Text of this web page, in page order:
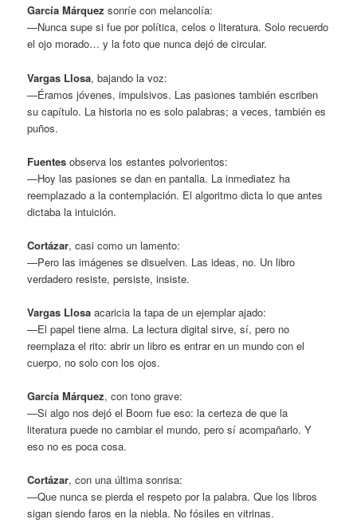
García Márquez sonríe con melancolía:
—Nunca supe si fue por política, celos o literatura. Solo recuerdo
el ojo morado… y la foto que nunca dejó de circular.
Vargas Llosa, bajando la voz:
—Éramos jóvenes, impulsivos. Las pasiones también escriben
su capítulo. La historia no es solo palabras; a veces, también es
puños.
Fuentes observa los estantes polvorientos:
—Hoy las pasiones se dan en pantalla. La inmediatez ha
reemplazado a la contemplación. El algoritmo dicta lo que antes
dictaba la intuición.
Cortázar, casi como un lamento:
—Pero las imágenes se disuelven. Las ideas, no. Un libro
verdadero resiste, persiste, insiste.
Vargas Llosa acaricia la tapa de un ejemplar ajado:
—El papel tiene alma. La lectura digital sirve, sí, pero no
reemplaza el rito: abrir un libro es entrar en un mundo con el
cuerpo, no solo con los ojos.
García Márquez, con tono grave:
—Si algo nos dejó el Boom fue eso: la certeza de que la
literatura puede no cambiar el mundo, pero sí acompañarlo. Y
eso no es poca cosa.
Cortázar, con una última sonrisa:
—Que nunca se pierda el respeto por la palabra. Que los libros
sigan siendo faros en la niebla. No fósiles en vitrinas.